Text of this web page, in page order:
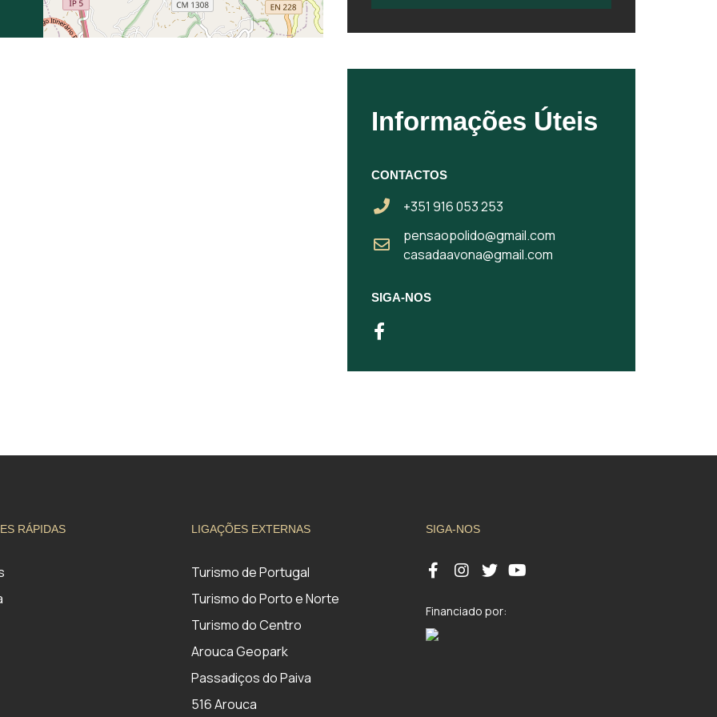
Informações Úteis
CONTACTOS
+351 916 053 253
pensaopolido@gmail.com
casadaavona@gmail.com
SIGA-NOS
RÁPIDAS LIGAÇÕES EXTERNAS
Turismo de Portugal
Turismo do Porto e Norte
Turismo do Centro
Arouca Geopark
Passadiços do Paiva
516 Arouca
SIGA-NOS
Financiado por: